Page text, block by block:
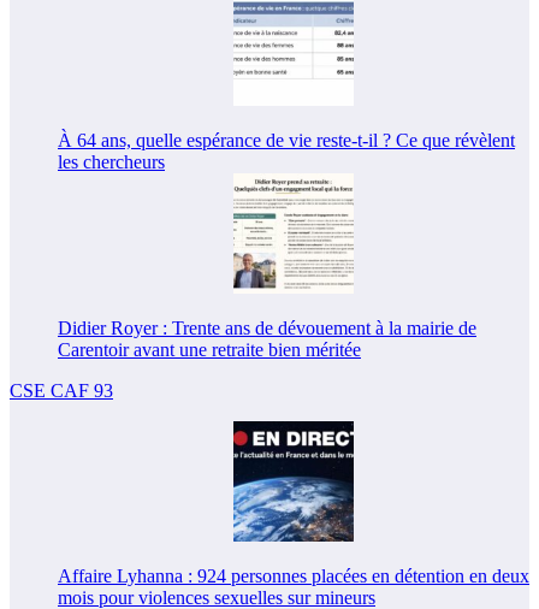
À 64 ans, quelle espérance de vie reste-t-il ? Ce que révèlent
les chercheurs
Didier Royer : Trente ans de dévouement à la mairie de
Carentoir avant une retraite bien méritée
CSE CAF 93
Affaire Lyhanna : 924 personnes placées en détention en deux
mois pour violences sexuelles sur mineurs